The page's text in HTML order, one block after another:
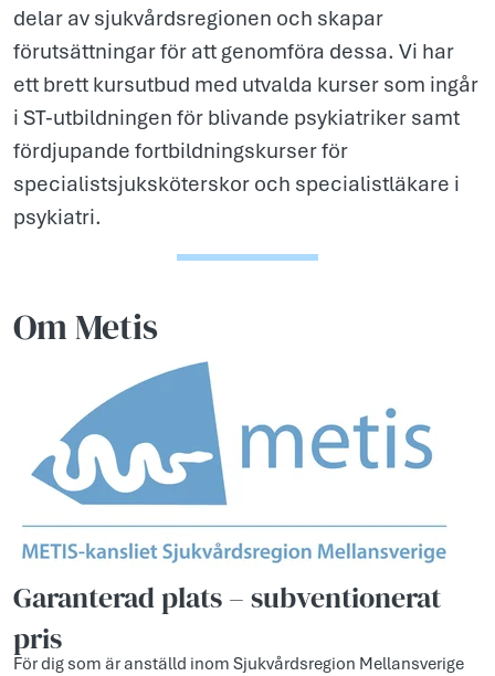
delar av sjukvårdsregionen och skapar
förutsättningar för att genomföra dessa. Vi har
ett brett kursutbud med utvalda kurser som ingår
i ST-utbildningen för blivande psykiatriker samt
fördjupande fortbildningskurser för
specialistsjuksköterskor och specialistläkare i
psykiatri.
Om Metis
Garanterad plats – subventionerat
pris
För dig som är anställd inom Sjukvårdsregion Mellansverige